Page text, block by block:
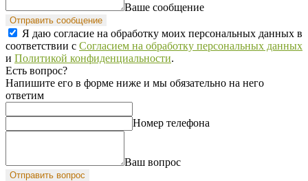
Ваше сообщение
Отправить сообщение
Я даю согласие на обработку моих персональных данных в
соответствии с Согласием на обработку персональных данных
и Политикой конфиденциальности.
Есть вопрос?
Напишите его в форме ниже и мы обязательно на него
ответим
Номер телефона
Ваш вопрос
Отправить вопрос